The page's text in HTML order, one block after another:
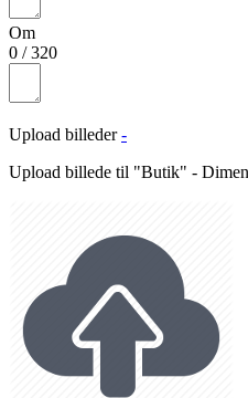
Om
0 /320
Upload billeder -
Upload billede til "Butik" -